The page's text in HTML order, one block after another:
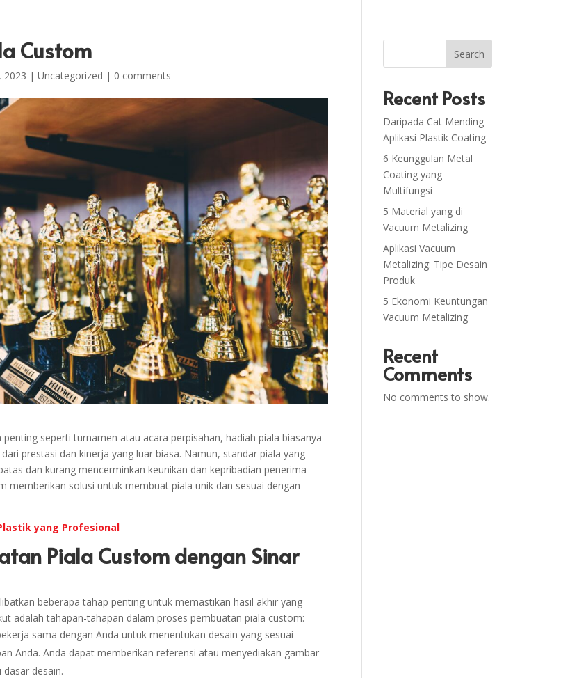
Custom
2023 | Uncategorized | 0 comments
seperti turnamen atau acara perpisahan, hadiah piala biasanya
prestasi dan kinerja yang luar biasa. Namun, standar piala yang
dan kurang mencerminkan keunikan dan kepribadian penerima
memberikan solusi untuk membuat piala unik dan sesuai dengan
yang Profesional
Piala Custom dengan Sinar
beberapa tahap penting untuk memastikan hasil akhir yang
adalah tahapan-tahapan dalam proses pembuatan piala custom:
sama dengan Anda untuk menentukan desain yang sesuai
Anda. Anda dapat memberikan referensi atau menyediakan gambar
desain.
Search
Recent Posts
Daripada Cat Mending
Aplikasi Plastik Coating
6 Keunggulan Metal
Coating yang
Multifungsi
5 Material yang di
Vacuum Metalizing
Aplikasi Vacuum
Metalizing: Tipe Desain
Produk
5 Ekonomi Keuntungan
Vacuum Metalizing
Recent
Comments
No comments to show.